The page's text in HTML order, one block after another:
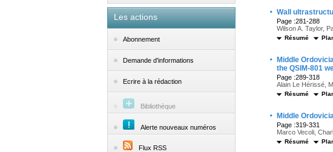
Les actions
Abonnement
Demande d'informations
Ecrire à la rédaction
Bibliothèque
Alerte nouveaux numéros
Flux RSS
· Wall
Page :281-288
Wilson A. Taylor,
Résumé
·
Middle
the QSIM-801
Page :289-318
Alain Le Hérissé,
Résumé
· Middle
Page :319-331
Marco Vecoli,
Résumé